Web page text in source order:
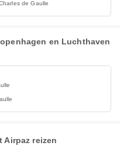
de Gaulle
en Luchthaven
Airpaz reizen